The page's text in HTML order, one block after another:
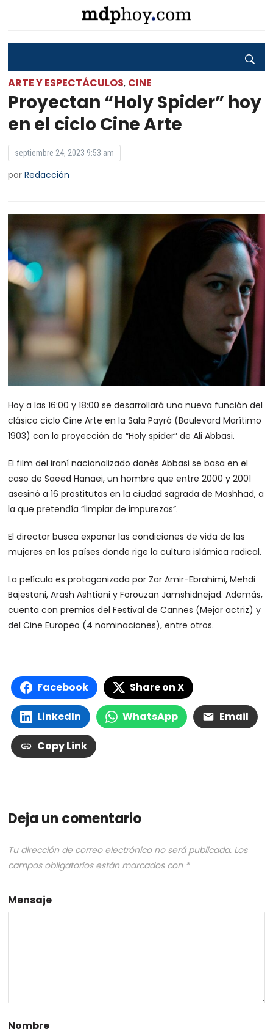
ARTE Y ESPECTÁCULOS, CINE
Proyectan “Holy Spider” hoy
en el ciclo Cine Arte
septiembre 24, 2023 9:53 am
porRedacción
Hoy a las 16:00 y 18:00 se desarrollará una nueva función del
clásico ciclo Cine Arte en la Sala Payró (Boulevard Marítimo
1903) con la proyección de “Holy spider” de Ali Abbasi.
El film del iraní nacionalizado danés Abbasi se basa en el
caso de Saeed Hanaei, un hombre que entre 2000 y 2001
asesinó a 16 prostitutas en la ciudad sagrada de Mashhad, a
la que pretendía “limpiar de impurezas”.
El director busca exponer las condiciones de vida de las
mujeres en los países donde rige la cultura islámica radical.
La película es protagonizada por Zar Amir-Ebrahimi, Mehdi
Bajestani, Arash Ashtiani y Forouzan Jamshidnejad. Además,
cuenta con premios del Festival de Cannes (Mejor actriz) y
del Cine Europeo (4 nominaciones), entre otros.
Facebook Share on X
LinkedIn WhatsApp Email
Copy Link
Deja un comentario
Tu dirección de correo electrónico no será publicada. Los
campos obligatorios están marcados con *
Mensaje
Nombre